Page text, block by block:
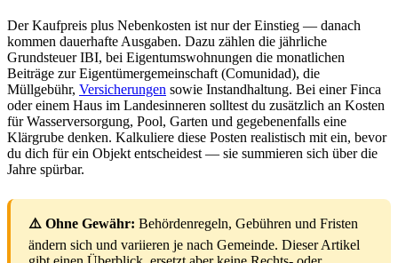
Der Kaufpreis plus Nebenkosten ist nur der Einstieg — danach
kommen dauerhafte Ausgaben. Dazu zählen die jährliche
Grundsteuer IBI, bei Eigentumswohnungen die monatlichen
Beiträge zur Eigentümergemeinschaft (Comunidad), die
Müllgebühr, Versicherungen sowie Instandhaltung. Bei einer Finca
oder einem Haus im Landesinneren solltest du zusätzlich an Kosten
für Wasserversorgung, Pool, Garten und gegebenenfalls eine
Klärgrube denken. Kalkuliere diese Posten realistisch mit ein, bevor
du dich für ein Objekt entscheidest — sie summieren sich über die
Jahre spürbar.
⚠️ Ohne Gewähr: Behördenregeln, Gebühren und Fristen
ändern sich und variieren je nach Gemeinde. Dieser Artikel